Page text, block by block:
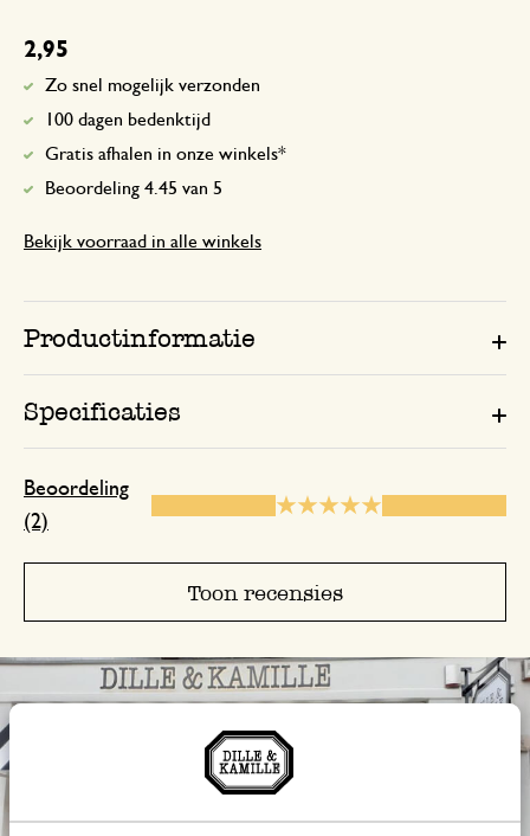
2,95
Zo snel mogelijk verzonden
100 dagen bedenktijd
Gratis afhalen in onze winkels*
Beoordeling 4.45 van 5
Bekijk voorraad in alle winkels
Productinformatie
Specificaties
Beoordeling
(2)
Toon recensies